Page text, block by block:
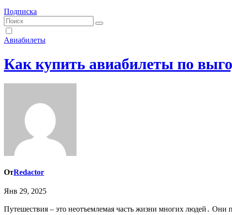
Подписка
Авиабилеты
Как купить авиабилеты по
ОтRedactor
Янв 29, 2025
Путешествия – это неотъемлемая часть жизни многих людей․ Они позволяют открывать новые горизонты‚ знакомиться с разными культурами и получать незабываемые впечатления․ Одним